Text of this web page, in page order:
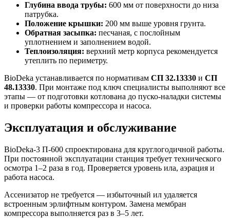
Глубина ввода трубы: 600 мм от поверхности до низа
патрубка.
Положение крышки: 200 мм выше уровня грунта.
Обратная засыпка: песчаная, с послойным
уплотнением и заполнением водой.
Теплоизоляция: верхний метр корпуса рекомендуется
утеплить по периметру.
BioDeka устанавливается по нормативам СП 32.13330 и СП
48.13330. При монтаже под ключ специалисты выполняют все
этапы — от подготовки котлована до пуско-наладки системы
и проверки работы компрессора и насоса.
Эксплуатация и обслуживание
BioDeka-3 П-600 спроектирована для круглогодичной работы.
При постоянной эксплуатации станция требует технического
осмотра 1–2 раза в год. Проверяется уровень ила, аэрация и
работа насоса.
Ассенизатор не требуется — избыточный ил удаляется
встроенным эрлифтным контуром. Замена мембран
компрессора выполняется раз в 3–5 лет.